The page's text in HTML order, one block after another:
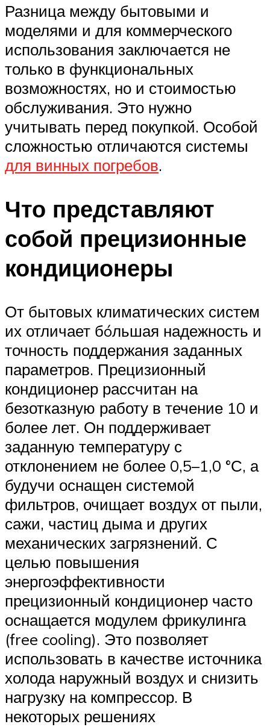
Разница между бытовыми и
моделями и для коммерческого
использования заключается не
только в функциональных
возможностях, но и стоимостью
обслуживания. Это нужно
учитывать перед покупкой. Особой
сложностью отличаются системы
для винных погребов.
Что представляют
собой прецизионные
кондиционеры
От бытовых климатических систем
их отличает бóльшая надежность и
точность поддержания заданных
параметров. Прецизионный
кондиционер рассчитан на
безотказную работу в течение 10 и
более лет. Он поддерживает
заданную температуру с
отклонением не более 0,5–1,0 °С, а
будучи оснащен системой
фильтров, очищает воздух от пыли,
сажи, частиц дыма и других
механических загрязнений. С
целью повышения
энергоэффективности
прецизионный кондиционер часто
оснащается модулем фрикулинга
(free cooling). Это позволяет
использовать в качестве источника
холода наружный воздух и снизить
нагрузку на компрессор. В
некоторых решениях